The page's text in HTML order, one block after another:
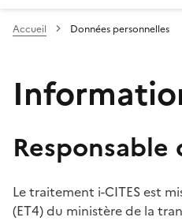
Accueil Données personnelles
Le traitement i-CITES est
(ET4) du ministère de la